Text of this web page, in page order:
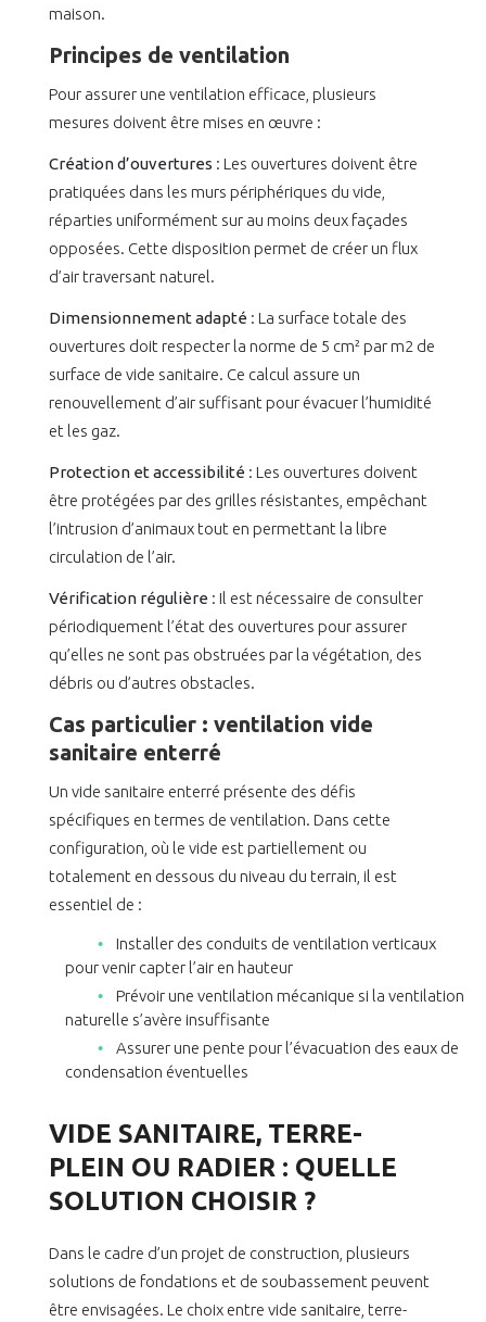
maison.
Principes de ventilation
Pour assurer une ventilation efficace, plusieurs
mesures doivent être mises en œuvre :
Création d’ouvertures : Les ouvertures doivent être
pratiquées dans les murs périphériques du vide,
réparties uniformément sur au moins deux façades
opposées. Cette disposition permet de créer un flux
d’air traversant naturel.
Dimensionnement adapté : La surface totale des
ouvertures doit respecter la norme de 5 cm² par m2 de
surface de vide sanitaire. Ce calcul assure un
renouvellement d’air suffisant pour évacuer l’humidité
et les gaz.
Protection et accessibilité : Les ouvertures doivent
être protégées par des grilles résistantes, empêchant
l’intrusion d’animaux tout en permettant la libre
circulation de l’air.
Vérification régulière : Il est nécessaire de consulter
périodiquement l’état des ouvertures pour assurer
qu’elles ne sont pas obstruées par la végétation, des
débris ou d’autres obstacles.
Cas particulier : ventilation vide
sanitaire enterré
Un vide sanitaire enterré présente des défis
spécifiques en termes de ventilation. Dans cette
configuration, où le vide est partiellement ou
totalement en dessous du niveau du terrain, il est
essentiel de :
Installer des conduits de ventilation verticaux
pour venir capter l’air en hauteur
Prévoir une ventilation mécanique si la ventilation
naturelle s’avère insuffisante
Assurer une pente pour l’évacuation des eaux de
condensation éventuelles
VIDE SANITAIRE, TERRE-
PLEIN OU RADIER : QUELLE
SOLUTION CHOISIR ?
Dans le cadre d’un projet de construction, plusieurs
solutions de fondations et de soubassement peuvent
être envisagées. Le choix entre vide sanitaire, terre-